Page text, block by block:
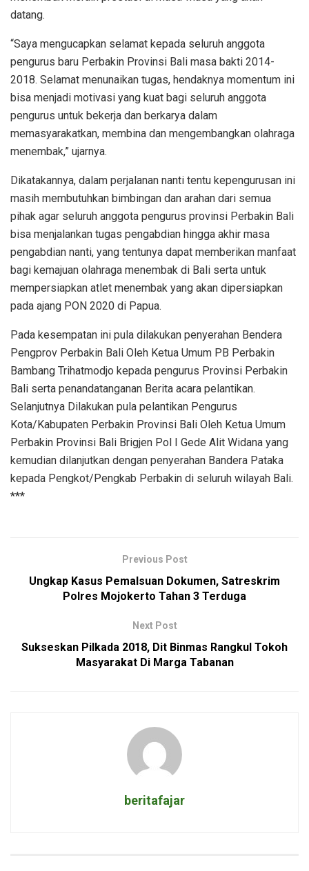
datang.
“Saya mengucapkan selamat kepada seluruh anggota
pengurus baru Perbakin Provinsi Bali masa bakti 2014-
2018. Selamat menunaikan tugas, hendaknya momentum ini
bisa menjadi motivasi yang kuat bagi seluruh anggota
pengurus untuk bekerja dan berkarya dalam
memasyarakatkan, membina dan mengembangkan olahraga
menembak,” ujarnya.
Dikatakannya, dalam perjalanan nanti tentu kepengurusan ini
masih membutuhkan bimbingan dan arahan dari semua
pihak agar seluruh anggota pengurus provinsi Perbakin Bali
bisa menjalankan tugas pengabdian hingga akhir masa
pengabdian nanti, yang tentunya dapat memberikan manfaat
bagi kemajuan olahraga menembak di Bali serta untuk
mempersiapkan atlet menembak yang akan dipersiapkan
pada ajang PON 2020 di Papua.
Pada kesempatan ini pula dilakukan penyerahan Bendera
Pengprov Perbakin Bali Oleh Ketua Umum PB Perbakin
Bambang Trihatmodjo kepada pengurus Provinsi Perbakin
Bali serta penandatanganan Berita acara pelantikan.
Selanjutnya Dilakukan pula pelantikan Pengurus
Kota/Kabupaten Perbakin Provinsi Bali Oleh Ketua Umum
Perbakin Provinsi Bali Brigjen Pol I Gede Alit Widana yang
kemudian dilanjutkan dengan penyerahan Bandera Pataka
kepada Pengkot/Pengkab Perbakin di seluruh wilayah Bali.
***
Previous Post
Ungkap Kasus Pemalsuan Dokumen, Satreskrim
Polres Mojokerto Tahan 3 Terduga
Next Post
Sukseskan Pilkada 2018, Dit Binmas Rangkul Tokoh
Masyarakat Di Marga Tabanan
beritafajar